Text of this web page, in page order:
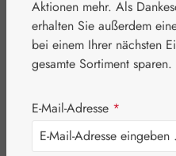
⌂ Pater Severin
Severin
Aktionen mehr. Als
erhalten Sie außerdem
bei einem Ihrer nächsten
gesamte Sortiment sparen.
E-Mail-Adresse *